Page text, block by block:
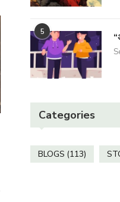
“छोटी सी बात”
October 30, 2025
5
Categories
BLOGS (113)